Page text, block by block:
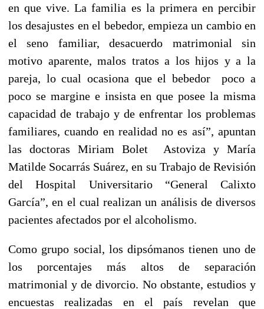
en que vive. La familia es la primera en percibir
los desajustes en el bebedor, empieza un cambio en
el seno familiar, desacuerdo matrimonial sin
motivo aparente, malos tratos a los hijos y a la
pareja, lo cual ocasiona que el bebedor poco a
poco se margine e insista en que posee la misma
capacidad de trabajo y de enfrentar los problemas
familiares, cuando en realidad no es así”, apuntan
las doctoras Miriam Bolet Astoviza y María
Matilde Socarrás Suárez, en su Trabajo de Revisión
del Hospital Universitario “General Calixto
García”, en el cual realizan un análisis de diversos
pacientes afectados por el alcoholismo.
Como grupo social, los dipsómanos tienen uno de
los porcentajes más altos de separación
matrimonial y de divorcio. No obstante, estudios y
encuestas realizadas en el país revelan que